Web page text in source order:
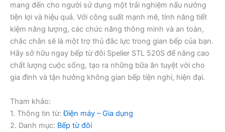
mang đến cho người sử dụng một trải nghiệm nấu nướng
tiện lợi và hiệu quả. Với công suất mạnh mẽ, tính năng tiết
kiệm năng lượng, các chức năng thông minh và an toàn,
chắc chắn sẽ là một trợ thủ đắc lực trong gian bếp của bạn.
Hãy sở hữu ngay bếp từ đôi Spelier STL 520S để nâng cao
chất lượng cuộc sống, tạo ra những bữa ăn tuyệt vời cho
gia đình và tận hưởng không gian bếp tiện nghi, hiện đại.
Tham khảo:
1. Thông tin từ:Điện máy – Gia dụng
2. Danh mục: Bếp từ đôi